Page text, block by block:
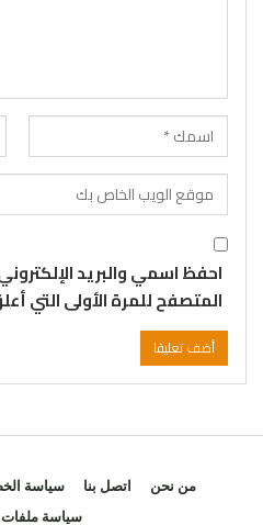
احفظ اسمي والبريد
المتصفح للمرة الأولى التي
من نحن اتصل بنا سياسة
سياسة ملفات